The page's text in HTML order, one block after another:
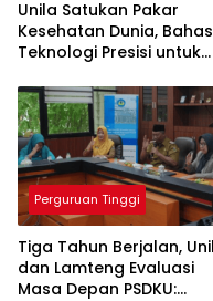
Unila Satukan Pakar
Kesehatan Dunia, Bahas
Teknologi Presisi untuk
Medis
Perguruan Tinggi
Tiga Tahun Berjalan,
dan Lamteng Evaluasi
Masa Depan PSDKU: